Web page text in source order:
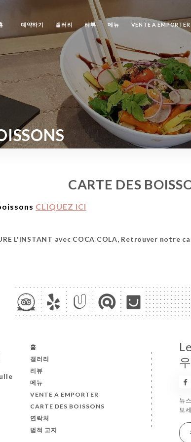
예약하기 갤러리 리뷰 메뉴 VENTE A EMPORTER
CARTE DES
CLIQUEZ ICI
L'INSTANT avec COCA COLA, Retrouver notre
홈
갤러리
리뷰
메뉴
VENTE A EMPORTER
CARTE DES BOISSONS
연락처
법적 고지
뉴
보